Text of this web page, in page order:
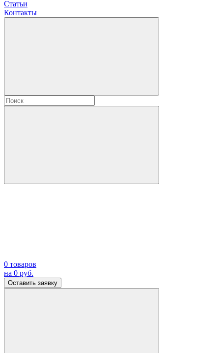
Статьи
Контакты
0 товаров
на 0 руб.
Оставить заявку